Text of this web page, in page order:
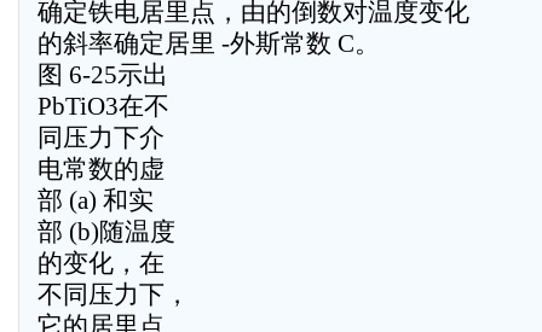
确定铁电居里点，由的倒数对温度变化
的斜率确定居里 -外斯常数 C。
图 6-25示出
PbTiO3在不
同压力下介
电常数的虚
部 (a) 和实
部 (b)随温度
的变化，在
不同压力下，
它的居里点